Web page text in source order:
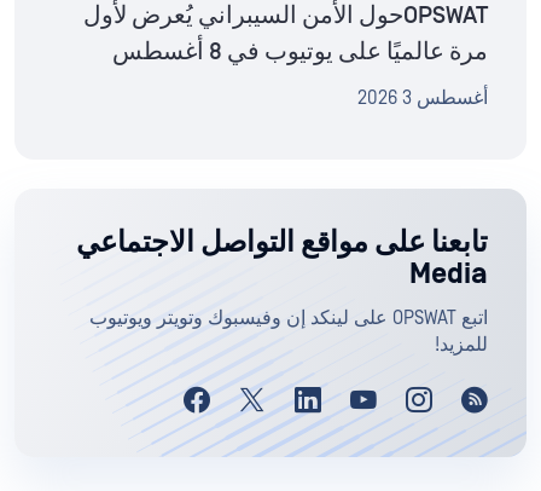
OPSWATحول الأمن السيبراني يُعرض لأول
مرة عالميًا على يوتيوب في 8 أغسطس
أغسطس 3 2026
تابعنا على مواقع التواصل الاجتماعي
Media
اتبع OPSWAT على لينكد إن وفيسبوك وتويتر ويوتيوب
للمزيد!